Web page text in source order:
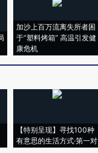
加沙上百万流离失所者困
于“塑料烤箱” 高温引发健
康危机
【特别呈现】寻找100种
有意思的生活方式·第一对